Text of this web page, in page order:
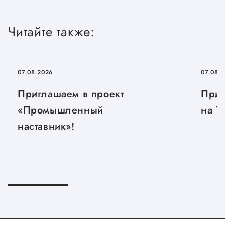
Читайте также:
07.08.2026
Приглашаем в проект
«Промышленный
наставник»!
на